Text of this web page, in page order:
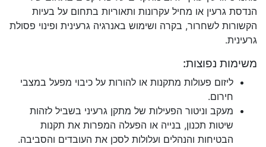
הנדסת גרעין או מחיל עקרונות ותאוריות בתחום על בעיות
הקשורות לשחרור, בקרה ושימוש באנרגיה גרעינית ופינוי פסולת
גרעינית.
משימות נפוצות:
ליזום פעולות מתקנות או להורות על כיבוי מפעל במצבי
חירום.
מעקב וניטור הפעילות של מתקן גרעיני בשביל לזהות
שיטות תכנון, בנייה או הפעלה המפרות את תקנות
הבטיחות והנהלים ועלולות לסכן את העובדים והסביבה.